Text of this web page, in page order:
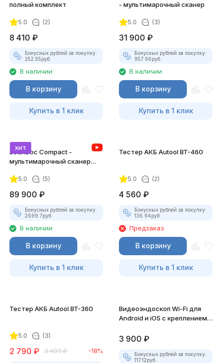
полный комплект
5.0 (2)
8 410 ₽
Бонусных рублей за покупку:
252.55руб.
В наличии
В корзину
Купить в 1 клик
- мультимарочный сканер
5.0 (3)
31 900 ₽
Бонусных рублей за покупку:
957.96руб.
В наличии
В корзину
Купить в 1 клик
хит
ScanDoc Compact -
мультимарочный сканер
5.0 (5)
89 900 ₽
Бонусных рублей за покупку:
2699.7руб.
В наличии
В корзину
Купить в 1 клик
Тестер АКБ Autool BT-460
5.0 (2)
4 560 ₽
Бонусных рублей за покупку:
136.94руб.
Предзаказ
В корзину
Купить в 1 клик
Тестер АКБ Autool BT-360
5.0 (3)
2 790 ₽ 3 400 ₽ -18%
Видеоэндоскоп Wi-Fi для
Android и iOS с креплением
3 900 ₽
Бонусных рублей за покупку:
117.12руб.